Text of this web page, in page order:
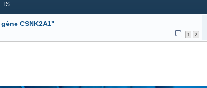
CSNK2A1"
1 2